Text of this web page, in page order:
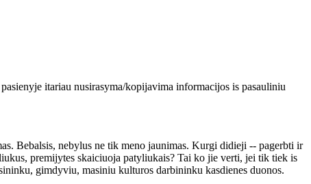
itariau nusirasyma/kopijavima informacijos is pasauliniu
Bebalsis, nebylus ne tik meno jaunimas. Kurgi didieji -- pagerbti ir
premijytes skaiciuoja patyliukais? Tai ko jie verti, jei tik tiek is
gimdyviu, masiniu kulturos darbininku kasdienes duonos.